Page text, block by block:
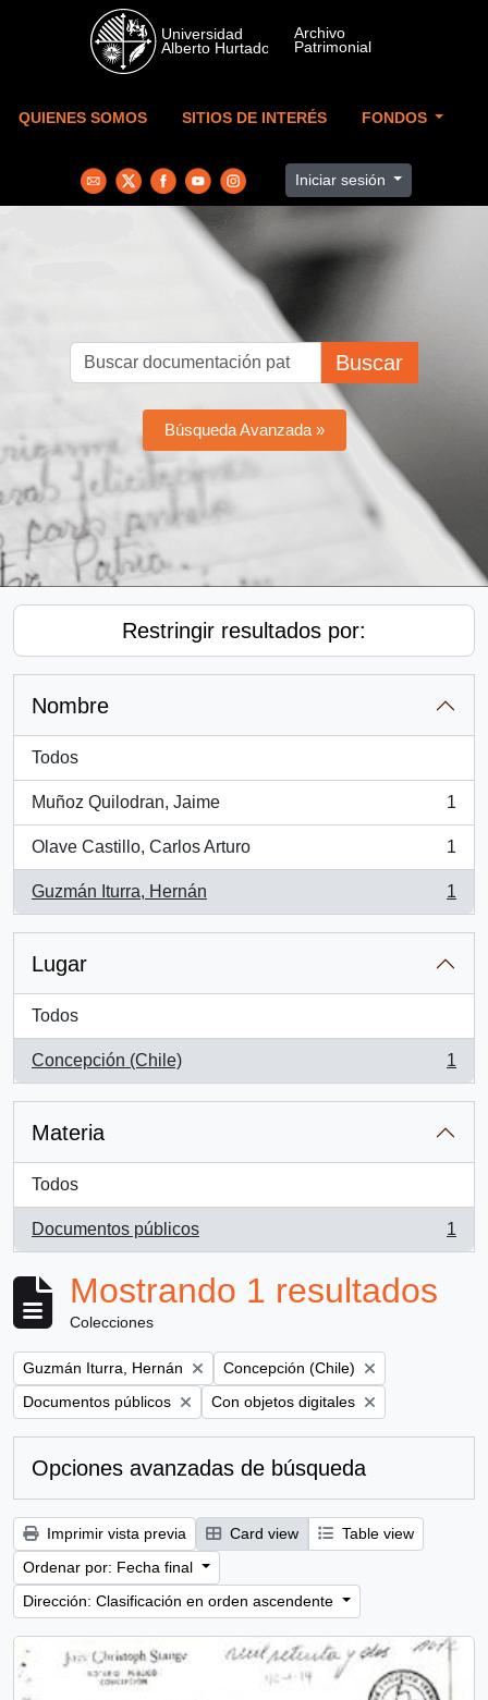
Skip to main content
QUIENES SOMOS SITIOS DE INTERÉS FONDOS
Iniciar sesión
Buscar
Búsqueda Avanzada »
Restringir resultados por:
Nombre
Todos
Muñoz Quilodran, Jaime
, 1 resultados
1
Olave Castillo, Carlos Arturo
, 1 resultados
1
Guzmán Iturra, Hernán
, 1 resultados
1
Lugar
Todos
Concepción (Chile)
, 1 resultados
1
Materia
Todos
Documentos públicos
, 1 resultados
1
Mostrando 1 resultados
Colecciones
Remove filter:
Guzmán Iturra, Hernán Remove filter:
Concepción (Chile)
Remove filter:
Documentos públicos Remove filter:
Con objetos digitales
Opciones avanzadas de búsqueda
Imprimir vista previa Card view
Table view
Ordenar por: Fecha final
Dirección: Clasificación en orden ascendente